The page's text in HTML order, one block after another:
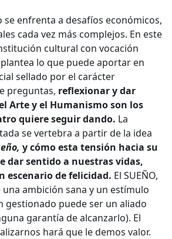
enfrenta a desafíos económicos,
cada vez más complejos. En este
cultural con vocación
lo que puede aportar en
sellado por el carácter
preguntas, reflexionar y dar
Arte y el Humanismo son los
quiere seguir dando. La
se vertebra a partir de la idea
y cómo esta tensión hacia su
dar sentido a nuestras vidas,
escenario de felicidad. El SUEÑO,
ambición sana y un estímulo
gestionado puede ser un aliado
garantía de alcanzarlo). El
hará que le demos valor.